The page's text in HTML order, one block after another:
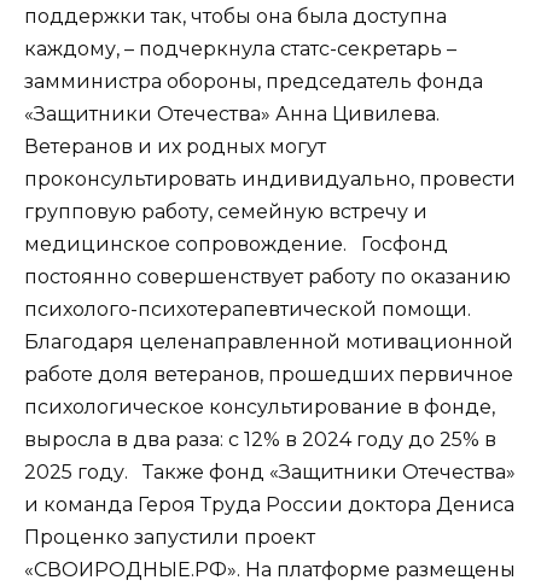
поддержки так, чтобы она была доступна
каждому, – подчеркнула статс-секретарь –
замминистра обороны, председатель фонда
«Защитники Отечества» Анна Цивилева.
Ветеранов и их родных могут
проконсультировать индивидуально, провести
групповую работу, семейную встречу и
медицинское сопровождение. Госфонд
постоянно совершенствует работу по оказанию
психолого-психотерапевтической помощи.
Благодаря целенаправленной мотивационной
работе доля ветеранов, прошедших первичное
психологическое консультирование в фонде,
выросла в два раза: с 12% в 2024 году до 25% в
2025 году. Также фонд «Защитники Отечества»
и команда Героя Труда России доктора Дениса
Проценко запустили проект
«СВОИРОДНЫЕ.РФ». На платформе размещены